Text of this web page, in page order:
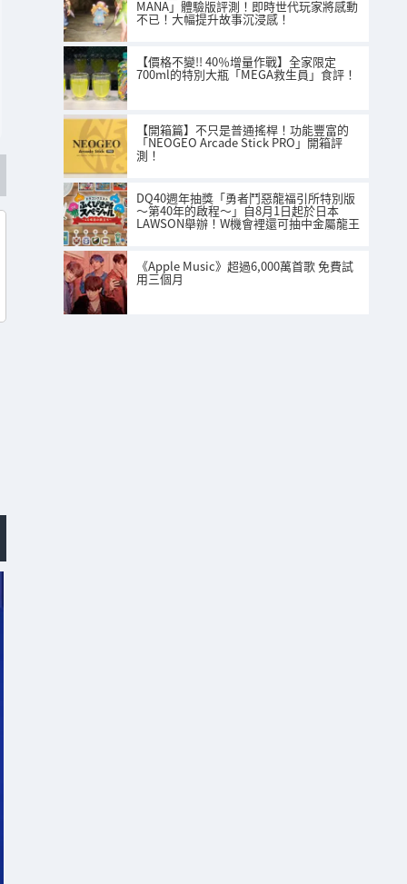
MANA」體驗版評測！即時世代玩家將感動
不已！大幅提升故事沉浸感！
【價格不變!! 40％增量作戰】全家限定
700ml的特別大瓶「MEGA救生員」食評！
【開箱篇】不只是普通搖桿！功能豐富的
「NEOGEO Arcade Stick PRO」開箱評
測！
DQ40週年抽獎「勇者鬥惡龍福引所特別版
～第40年的啟程～」自8月1日起於日本
LAWSON舉辦！W機會裡還可抽中金屬龍王
《Apple Music》超過6,000萬首歌 免費試
用三個月